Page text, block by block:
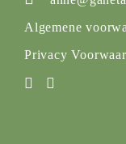
Algemene
Privacy